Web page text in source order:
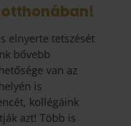
otthonában!
elnyerte tetszését
bővebb
van az
is
kollégáink
azt! Több is